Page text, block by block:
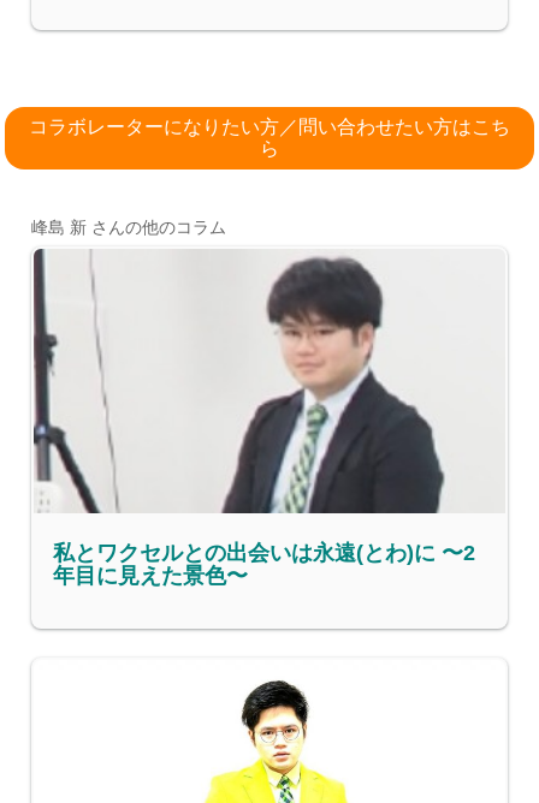
コラボレーターになりたい方／問い合わせたい方はこち
ら
峰島 新 さんの他のコラム
私とワクセルとの出会いは永遠(とわ)に 〜2
年目に見えた景色〜